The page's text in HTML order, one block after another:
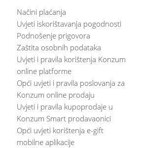
Načini plaćanja
Uvjeti iskorištavanja pogodnosti
Podnošenje prigovora
Zaštita osobnih podataka
Uvjeti i pravila korištenja Konzum
online platforme
Opći uvjeti i pravila poslovanja za
Konzum online prodaju
Uvjeti i pravila kupoprodaje u
Konzum Smart prodavaonici
Opći uvjeti korištenja e-gift
mobilne aplikacije